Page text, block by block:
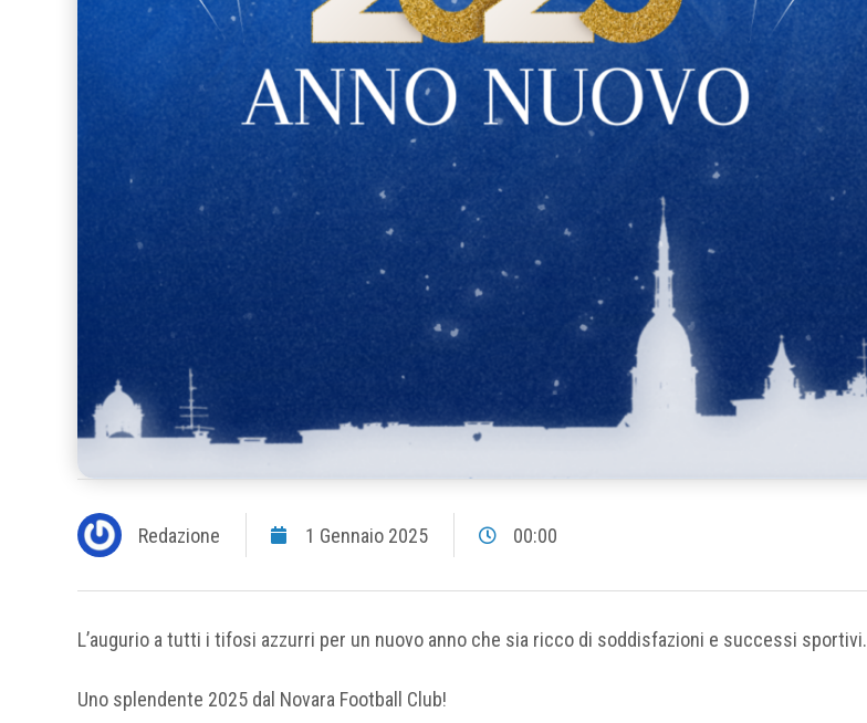
Redazione 1 Gennaio 2025 00:00
L’augurio a tutti i tifosi azzurri per un nuovo anno che sia ricco di soddisfazioni e successi sportivi.
Uno splendente 2025 dal Novara Football Club!